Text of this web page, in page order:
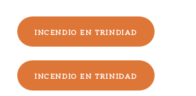
INCENDIO EN TRINDIAD
INCENDIO EN TRINIDAD